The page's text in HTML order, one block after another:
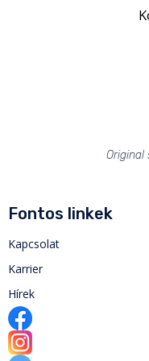
Original
Fontos linkek
Kapcsolat
Karrier
Hírek